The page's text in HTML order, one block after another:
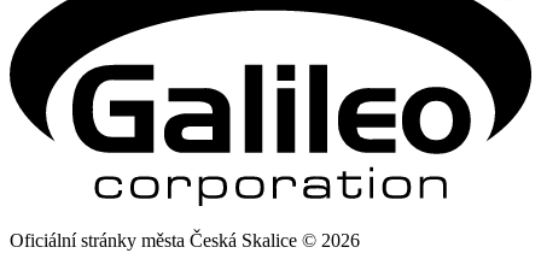
Oficiální stránky města Česká Skalice © 2026